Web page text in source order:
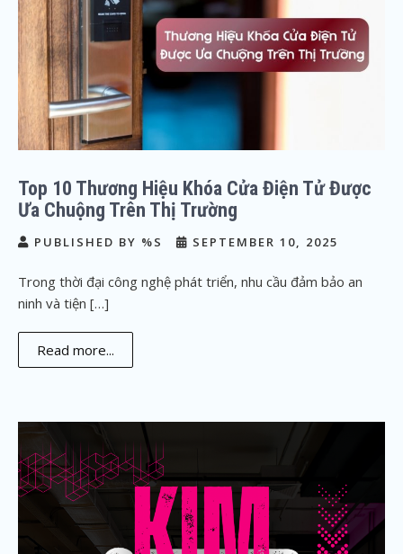
Top 10 Thương Hiệu Khóa Cửa Điện Tử Được
Ưa Chuộng Trên Thị Trường
PUBLISHED BY %S SEPTEMBER 10, 2025
Trong thời đại công nghệ phát triển, nhu cầu đảm bảo an
ninh và tiện […]
Read more...